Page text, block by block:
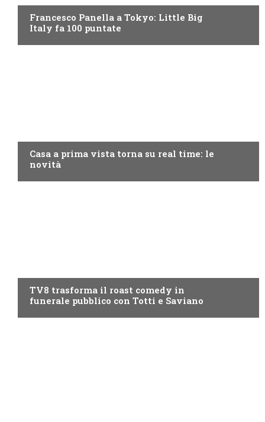
Francesco Panella a Tokyo: Little Big
Italy fa 100 puntate
Casa a prima vista torna su real time: le
novità
TV8 trasforma il roast comedy in
funerale pubblico con Totti e Saviano